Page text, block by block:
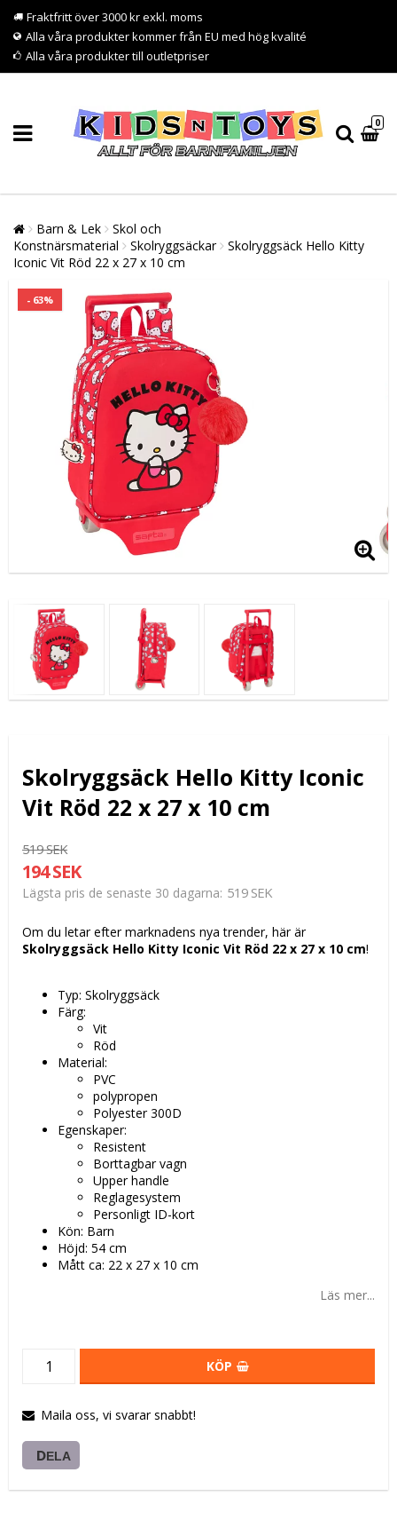
Fraktfritt över 3000 kr exkl. moms
Alla våra produkter kommer från EU med hög kvalité
Alla våra produkter till outletpriser
0
Barn & Lek
Skol och
Konstnärsmaterial
Skolryggsäckar
Skolryggsäck Hello Kitty
Iconic Vit Röd 22 x 27 x 10 cm
- 63%
Skolryggsäck Hello Kitty Iconic
Vit Röd 22 x 27 x 10 cm
519 SEK
194 SEK
Lägsta pris de senaste 30 dagarna 519 SEK
Om du letar efter marknadens nya trender, här är
Skolryggsäck Hello Kitty Iconic Vit Röd 22 x 27 x 10 cm!
Typ: Skolryggsäck
Färg:
Vit
Röd
Material:
PVC
polypropen
Polyester 300D
Egenskaper:
Resistent
Borttagbar vagn
Upper handle
Reglagesystem
Personligt ID-kort
Kön: Barn
Höjd: 54 cm
Mått ca: 22 x 27 x 10 cm
Läs mer...
KÖP
Maila oss, vi svarar snabbt!
DELA